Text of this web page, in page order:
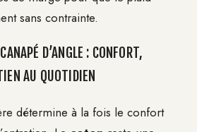
sans contrainte.
D’ANGLE : CONFORT,
AU QUOTIDIEN
détermine à la fois le confort